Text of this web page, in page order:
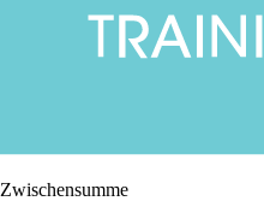
Zwischensumme